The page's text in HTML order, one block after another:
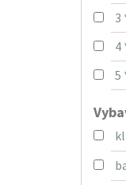
3
4
5